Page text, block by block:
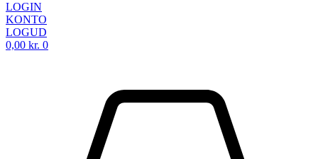
LOGIN
KONTO
LOGUD
0,00 kr. 0